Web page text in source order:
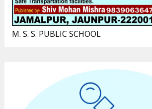
M. S. S. PUBLIC SCHOOL